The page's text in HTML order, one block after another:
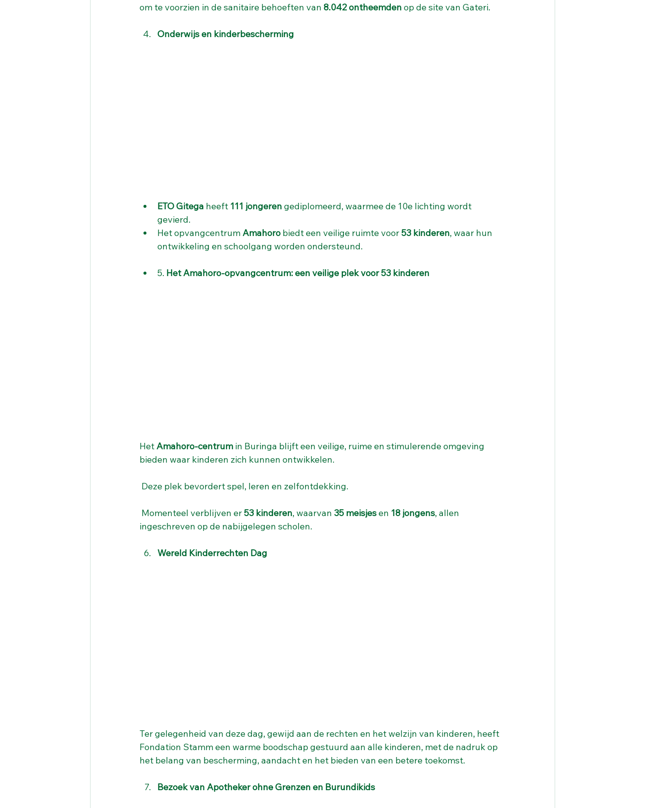
om te voorzien in de sanitaire behoeften van 8.042 ontheemden op de site van Gateri.
Onderwijs en kinderbescherming
ETO Gitega heeft 111 jongeren gediplomeerd, waarmee de 10e lichting wordt
gevierd.
Het opvangcentrum Amahoro biedt een veilige ruimte voor 53 kinderen, waar hun
ontwikkeling en schoolgang worden ondersteund.
5. Het Amahoro-opvangcentrum: een veilige plek voor 53 kinderen
Het Amahoro-centrum in Buringa blijft een veilige, ruime en stimulerende omgeving
bieden waar kinderen zich kunnen ontwikkelen.
Deze plek bevordert spel, leren en zelfontdekking.
Momenteel verblijven er 53 kinderen, waarvan 35 meisjes en 18 jongens, allen
ingeschreven op de nabijgelegen scholen.
Wereld Kinderrechten Dag
Ter gelegenheid van deze dag, gewijd aan de rechten en het welzijn van kinderen, heeft
Fondation Stamm een warme boodschap gestuurd aan alle kinderen, met de nadruk op
het belang van bescherming, aandacht en het bieden van een betere toekomst.
Bezoek van Apotheker ohne Grenzen en Burundikids